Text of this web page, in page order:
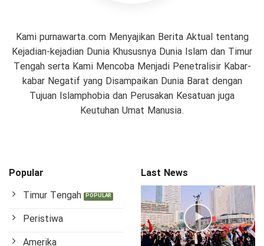
Kami purnawarta.com Menyajikan Berita Aktual tentang
Kejadian-kejadian Dunia Khususnya Dunia Islam dan Timur
Tengah serta Kami Mencoba Menjadi Penetralisir Kabar-
kabar Negatif yang Disampaikan Dunia Barat dengan
Tujuan Islamphobia dan Perusakan Kesatuan juga
Keutuhan Umat Manusia.
Popular
Timur Tengah
Peristiwa
Amerika
Last News